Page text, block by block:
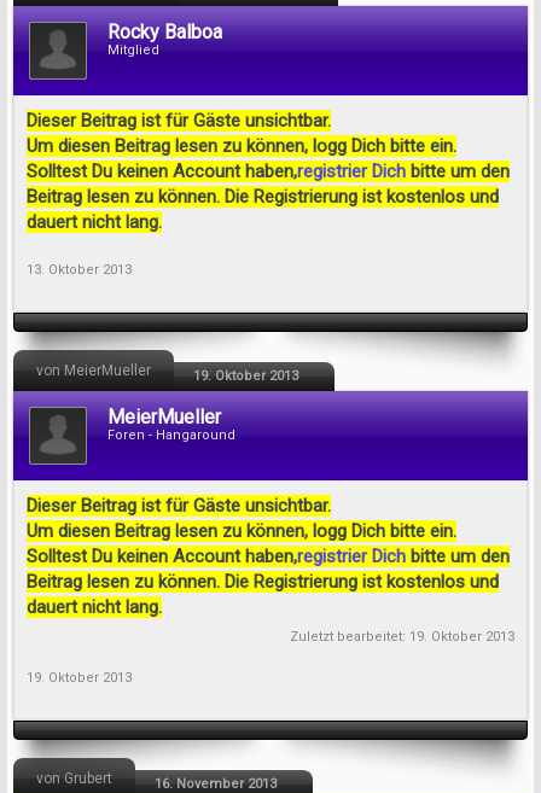
Rocky Balboa
Mitglied
Dieser Beitrag ist für Gäste unsichtbar.
Um diesen Beitrag lesen zu können, logg Dich bitte ein.
Solltest Du keinen Account haben,registrier Dich bitte um den
Beitrag lesen zu können. Die Registrierung ist kostenlos und
dauert nicht lang.
13. Oktober 2013
von MeierMueller 19. Oktober 2013
MeierMueller
Foren - Hangaround
Dieser Beitrag ist für Gäste unsichtbar.
Um diesen Beitrag lesen zu können, logg Dich bitte ein.
Solltest Du keinen Account haben,registrier Dich bitte um den
Beitrag lesen zu können. Die Registrierung ist kostenlos und
dauert nicht lang.
Zuletzt bearbeitet: 19. Oktober 2013
19. Oktober 2013
von Grubert 16. November 2013